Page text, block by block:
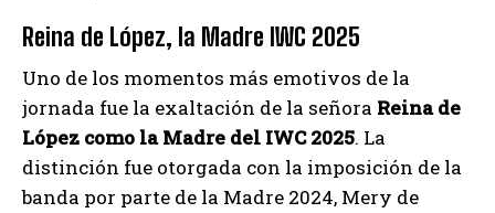
Reina de López, la Madre IWC 2025
Uno de los momentos más emotivos de la
jornada fue la exaltación de la señora Reina de
López como la Madre del IWC 2025. La
distinción fue otorgada con la imposición de la
banda por parte de la Madre 2024, Mery de